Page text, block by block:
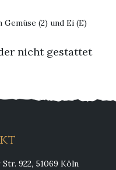
(2) und Ei (E)
nicht gestattet
922, 51069 Köln